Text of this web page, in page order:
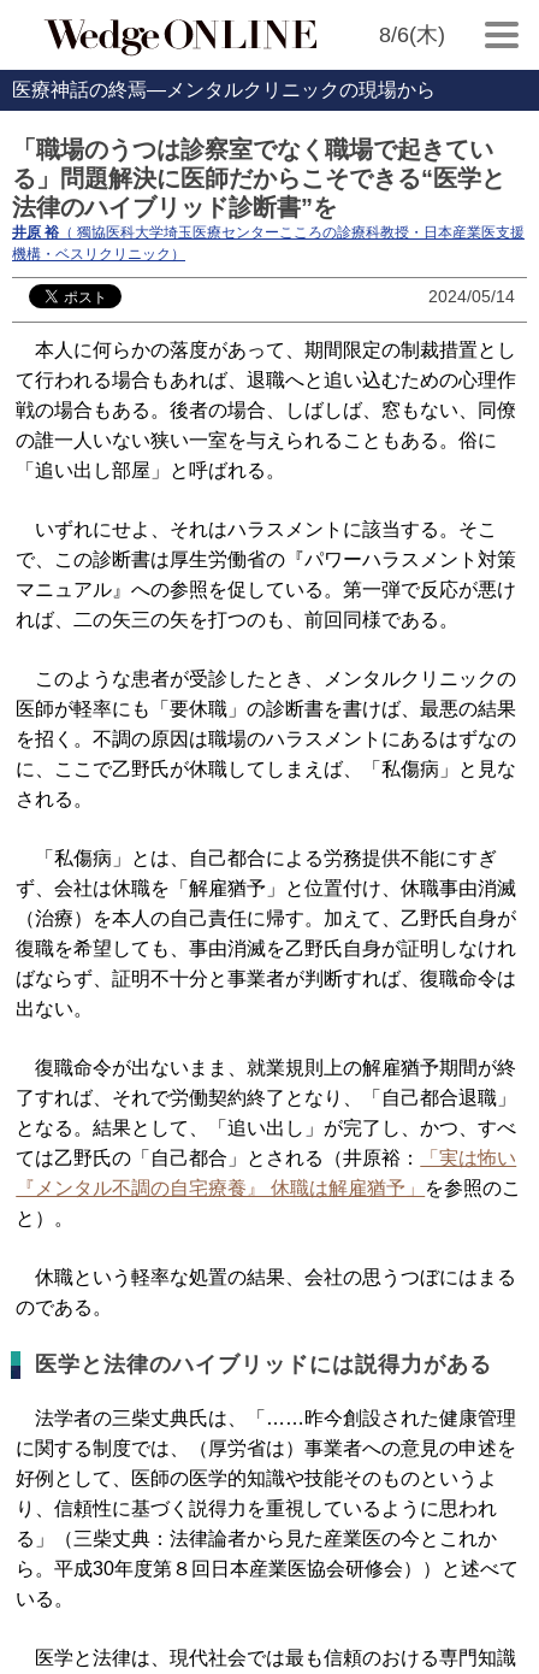
8/6(木)
医療神話の終焉―メンタルクリニックの現場から
「職場のうつは診察室でなく職場で起きてい
る」問題解決に医師だからこそできる“医学と
法律のハイブリッド診断書”を
井原 裕 （ 獨協医科大学埼玉医療センターこころの診療科教授・日本産業医支援
機構・ベスリクリニック）
2024/05/14
本人に何らかの落度があって、期間限定の制裁措置とし
て行われる場合もあれば、退職へと追い込むための心理作
戦の場合もある。後者の場合、しばしば、窓もない、同僚
の誰一人いない狭い一室を与えられることもある。俗に
「追い出し部屋」と呼ばれる。
いずれにせよ、それはハラスメントに該当する。そこ
で、この診断書は厚生労働省の『パワーハラスメント対策
マニュアル』への参照を促している。第一弾で反応が悪け
れば、二の矢三の矢を打つのも、前回同様である。
このような患者が受診したとき、メンタルクリニックの
医師が軽率にも「要休職」の診断書を書けば、最悪の結果
を招く。不調の原因は職場のハラスメントにあるはずなの
に、ここで乙野氏が休職してしまえば、「私傷病」と見な
される。
「私傷病」とは、自己都合による労務提供不能にすぎ
ず、会社は休職を「解雇猶予」と位置付け、休職事由消滅
（治療）を本人の自己責任に帰す。加えて、乙野氏自身が
復職を希望しても、事由消滅を乙野氏自身が証明しなけれ
ばならず、証明不十分と事業者が判断すれば、復職命令は
出ない。
復職命令が出ないまま、就業規則上の解雇猶予期間が終
了すれば、それで労働契約終了となり、「自己都合退職」
となる。結果として、「追い出し」が完了し、かつ、すべ
ては乙野氏の「自己都合」とされる（井原裕：
「実は怖い
『メンタル不調の自宅療養』 休職は解雇猶予」
を参照のこ
と）。
休職という軽率な処置の結果、会社の思うつぼにはまる
のである。
医学と法律のハイブリッドには説得力がある
法学者の三柴丈典氏は、「……昨今創設された健康管理
に関する制度では、（厚労省は）事業者への意見の申述を
好例として、医師の医学的知識や技能そのものというよ
り、信頼性に基づく説得力を重視しているように思われ
る」（三柴丈典：法律論者から見た産業医の今とこれか
ら。平成30年度第８回日本産業医協会研修会））と述べて
いる。
医学と法律は、現代社会では最も信頼のおける専門知識